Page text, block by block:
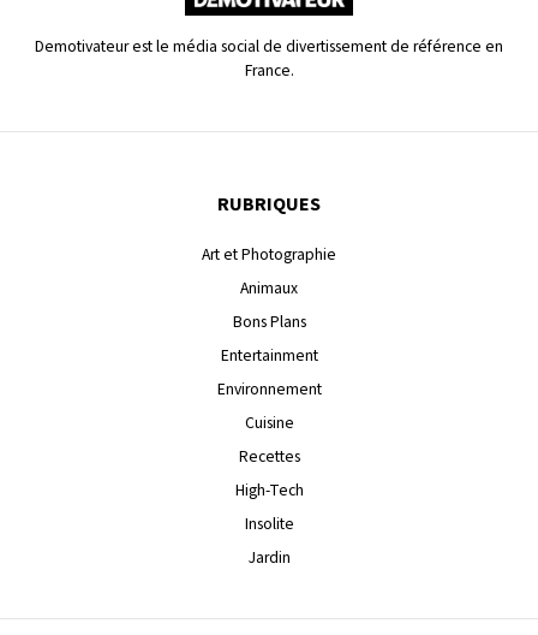
Demotivateur est le média social de divertissement de référence en
France.
RUBRIQUES
Art et Photographie
Animaux
Bons Plans
Entertainment
Environnement
Cuisine
Recettes
High-Tech
Insolite
Jardin